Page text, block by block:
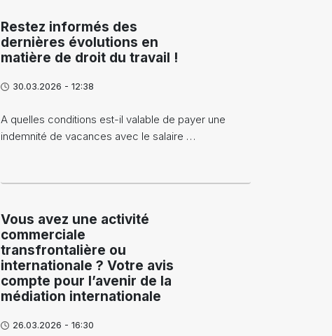
Restez informés des
dernières évolutions en
matière de droit du travail !
30.03.2026 - 12:38
A quelles conditions est-il valable de payer une
indemnité de vacances avec le salaire …
Vous avez une activité
commerciale
transfrontalière ou
internationale ? Votre avis
compte pour l’avenir de la
médiation internationale
26.03.2026 - 16:30